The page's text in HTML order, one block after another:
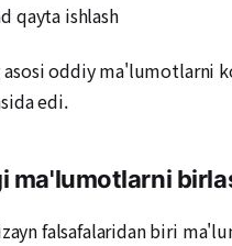
qayta ishlash
oddiy ma'lumotlarni
edi.
ma'lumotlarni
falsafalaridan biri